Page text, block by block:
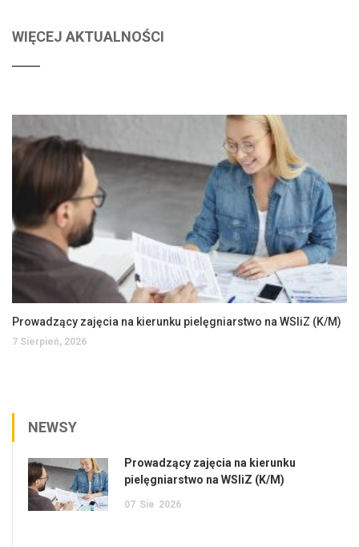
WIĘCEJ AKTUALNOŚCI
Prowadzący zajęcia na kierunku pielęgniarstwo na WSIiZ (K/M)
7 Sierpień, 2026
NEWSY
Prowadzący zajęcia na kierunku
pielęgniarstwo na WSIiZ (K/M)
07 Sie 2026